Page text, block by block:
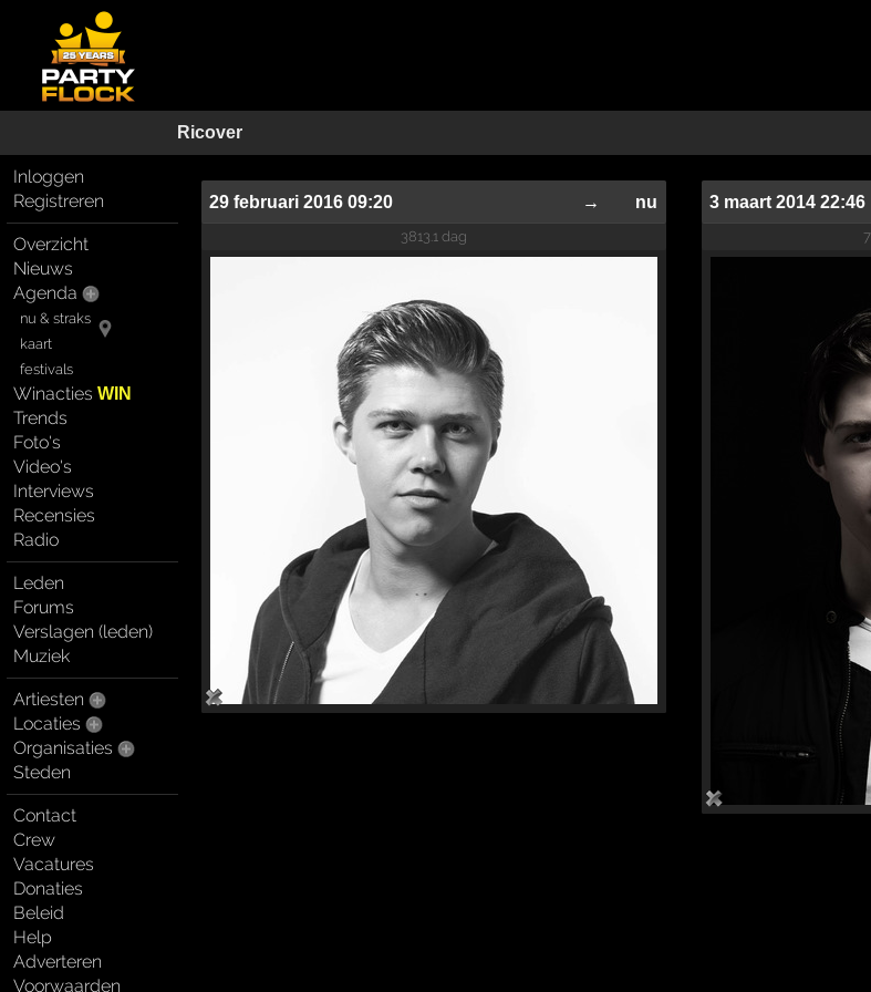
Ricover
Inloggen
Registreren
Overzicht
Nieuws
Agenda
nu & straks
kaart
festivals
WinactiesWIN
Trends
Foto's
Video's
Interviews
Recensies
Radio
Leden
Forums
Verslagen (leden)
Muziek
Artiesten
Locaties
Organisaties
Steden
Contact
Crew
Vacatures
Donaties
Beleid
Help
Adverteren
Voorwaarden
29 februari 2016 09:20 → nu
3813.1 dag
3 maart 2014 22:46